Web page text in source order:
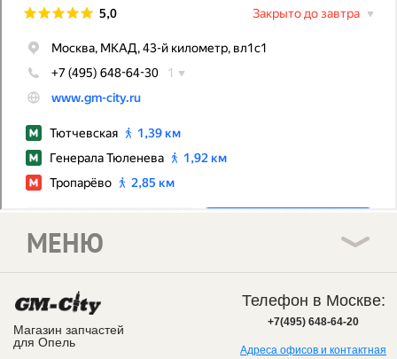
Магазин запчастей
для Опель
МЕНЮ
Телефон в Москве:
+7(495) 648-64-20
Адреса офисов и контактная